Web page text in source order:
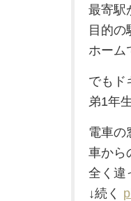
最寄駅
目的の
ホーム
でもド
弟1年
電車の
車から
全く違
↓続く